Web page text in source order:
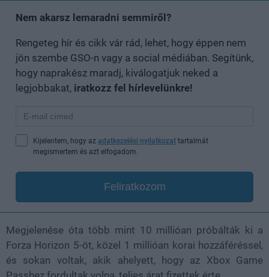
Nem akarsz lemaradni semmiről?
Rengeteg hír és cikk vár rád, lehet, hogy éppen nem
jön szembe GSO-n vagy a social médiában. Segítünk,
hogy naprakész maradj, kiválogatjuk neked a
legjobbakat, iratkozz fel hírlevelünkre!
Kijelentem, hogy az adatkezelési nyilatkozat tartalmát
megismertem és azt elfogadom.
Feliratkozom
Megjelenése óta több mint 10 millióan próbálták ki a
Forza Horizon 5-öt, közel 1 millióan korai hozzáféréssel,
és sokan voltak, akik ahelyett, hogy az Xbox Game